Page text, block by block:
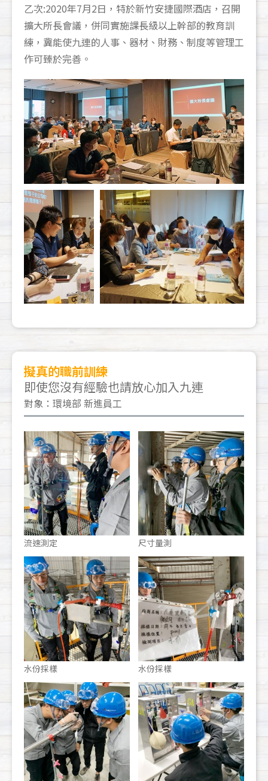
乙次:2020年7月2日，特於新竹安捷國際酒店，召開
擴大所長會議，併同實施課長級以上幹部的教育訓
練，冀能使九連的人事、器材、財務、制度等管理工
作可臻於完善。
擬真的職前訓練
即使您沒有經驗也請放心加入九連
對象：環境部 新進員工
流速測定 尺寸量測
水份採樣 水份採樣